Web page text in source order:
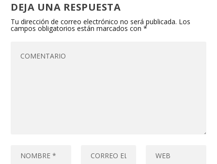
DEJA UNA RESPUESTA
Tu dirección de correo electrónico no será publicada. Los
campos obligatorios están marcados con*